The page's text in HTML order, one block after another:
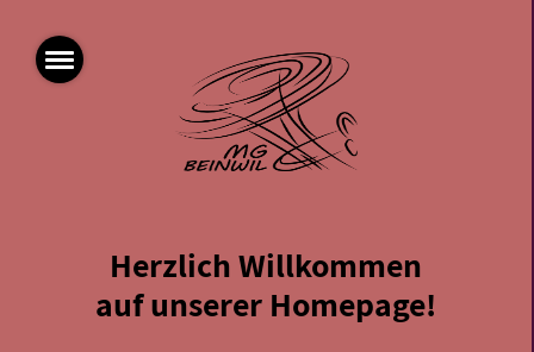
Herzlich Willkommen
auf unserer Homepage!